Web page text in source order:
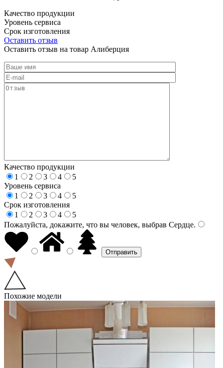
Качество продукции
Уровень сервиса
Срок изготовления
Оставить отзыв
Оставить отзыв на товар Алиберция
Качество продукции
1
2 3 4
5
Уровень сервиса
1
2 3 4
5
Срок изготовления
1
2 3 4
5
Пожалуйста, докажите, что вы человек, выбрав Сердце.
Похожие модели